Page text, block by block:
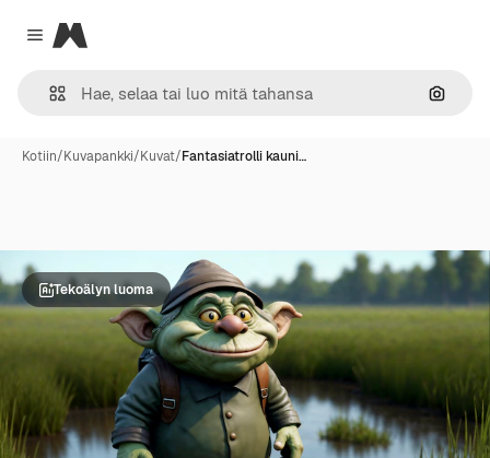
Close menu
Magnific
Hae
Kotiin/Kuvapankki/Kuvat/Fantasiatrolli kauni…
Tekoälyn luoma